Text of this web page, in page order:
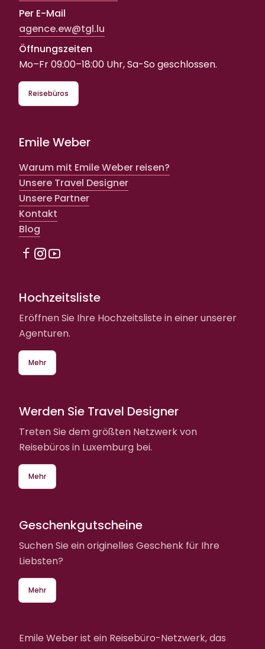
Per E-Mail
agence.ew@tgl.lu
Öffnungszeiten
Mo–Fr 09:00–18:00 Uhr, Sa-So geschlossen.
Reisebüros
Emile Weber
Warum mit Emile Weber reisen?
Unsere Travel Designer
Unsere Partner
Kontakt
Blog
Hochzeitsliste
Eröffnen Sie Ihre Hochzeitsliste in einer unserer
Agenturen.
Mehr
Werden Sie Travel Designer
Treten Sie dem größten Netzwerk von
Reisebüros in Luxemburg bei.
Mehr
Geschenkgutscheine
Suchen Sie ein originelles Geschenk für Ihre
Liebsten?
Mehr
Emile Weber ist ein Reisebüro-Netzwerk, das